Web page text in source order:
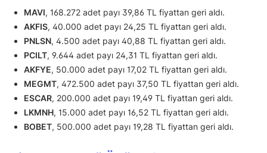
MAVI, 168.272 adet payı 39,86 TL fiyattan geri aldı.
AKFIS, 40.000 adet payı 24,25 TL fiyattan geri aldı.
PNLSN, 4.500 adet payı 40,88 TL fiyattan geri aldı.
PCILT, 9.644 adet payı 24,31 TL fiyattan geri aldı.
AKFYE, 50.000 adet payı 17,02 TL fiyattan geri aldı.
MEGMT, 472.500 adet payı 37,50 TL fiyattan geri aldı.
ESCAR, 200.000 adet payı 19,49 TL fiyattan geri aldı.
LKMNH, 15.000 adet payı 16,52 TL fiyattan geri aldı.
BOBET, 500.000 adet payı 19,28 TL fiyattan geri aldı.